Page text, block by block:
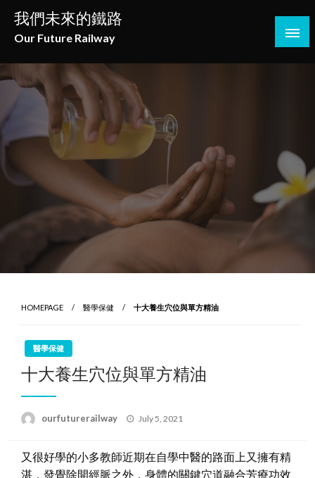
Skip
content
我們未來的鐵路
Our Future Railway
HOMEPAGE 醫學保健 十大養生穴位與單方精油
醫學保健
十大養生穴位與單方精油
ourfuturerailway
Posted
July 5, 2021
又很好學的小多教師近期在自學中醫的路面上又擁有精
湛，發覺除開經脈之外，身體的關鍵穴道融合芳療功效